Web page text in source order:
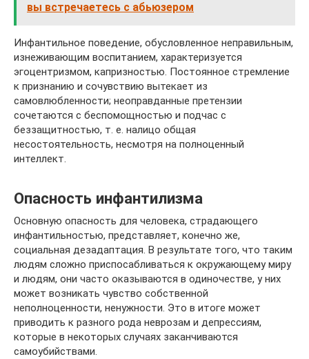
вы встречаетесь с абьюзером
Инфантильное поведение, обусловленное неправильным,
изнеживающим воспитанием, характеризуется
эгоцентризмом, капризностью. Постоянное стремление
к признанию и сочувствию вытекает из
самовлюбленности; неоправданные претензии
сочетаются с беспомощностью и подчас с
беззащитностью, т. е. налицо общая
несостоятельность, несмотря на полноценный
интеллект.
Опасность инфантилизма
Основную опасность для человека, страдающего
инфантильностью, представляет, конечно же,
социальная дезадаптация. В результате того, что таким
людям сложно приспосабливаться к окружающему миру
и людям, они часто оказываются в одиночестве, у них
может возникать чувство собственной
неполноценности, ненужности. Это в итоге может
приводить к разного рода неврозам и депрессиям,
которые в некоторых случаях заканчиваются
самоубийствами.